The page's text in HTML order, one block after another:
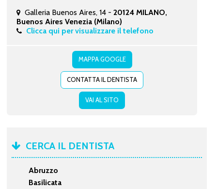
Galleria Buenos Aires, 14 - 20124 MILANO,
Buenos Aires Venezia (Milano)
Clicca qui per visualizzare il telefono
MAPPA GOOGLE
CONTATTA IL DENTISTA
VAI AL SITO
CERCA IL DENTISTA
Abruzzo
Basilicata